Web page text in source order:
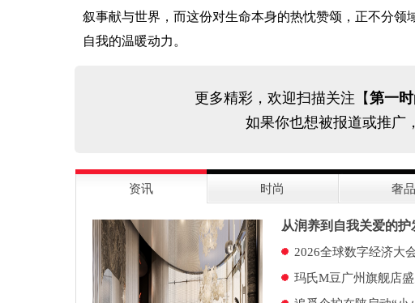
叙事献与世界，而这份对生命本身的热忱赞颂，正不分
自我的温暖动力。
更多精彩，欢迎扫描关注【第一
如果你也想被报道或推广
资讯 时尚 奢品
从润养到自我关爱的
2026全球数字经济大
玛氏M豆广州旗舰店